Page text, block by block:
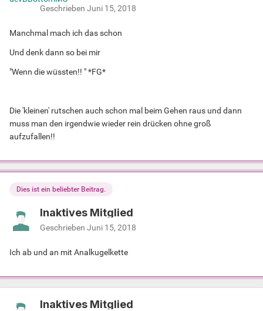
Geschrieben Juni 15, 2018
Manchmal mach ich das schon
Und denk dann so bei mir
"Wenn die wüssten!! " *FG*
Die 'kleinen' rutschen auch schon mal beim Gehen raus und dann
muss man den irgendwie wieder rein drücken ohne groß
aufzufallen!!
Dies ist ein beliebter Beitrag.
Inaktives Mitglied
Geschrieben Juni 15, 2018
Ich ab und an mit Analkugelkette
Inaktives Mitglied